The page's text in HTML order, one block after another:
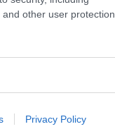
other user protection.
Privacy Policy